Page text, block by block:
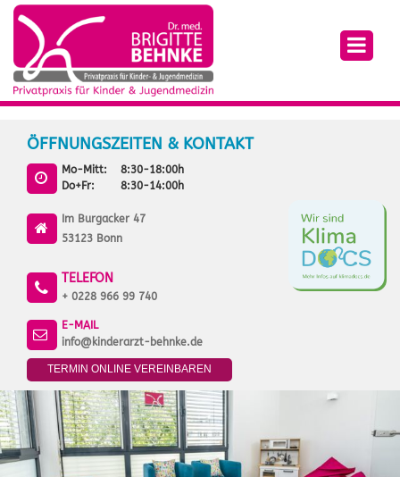
ÖFFNUNGSZEITEN & KONTAKT
Mo-Mitt:
8:30-18:00h
Do+Fr:
8:30-14:00h
Im Burgacker 47
53123 Bonn
TELEFON
+ 0228 966 99 740
E-MAIL
info@kinderarzt-behnke.de
TERMIN ONLINE VEREINBAREN